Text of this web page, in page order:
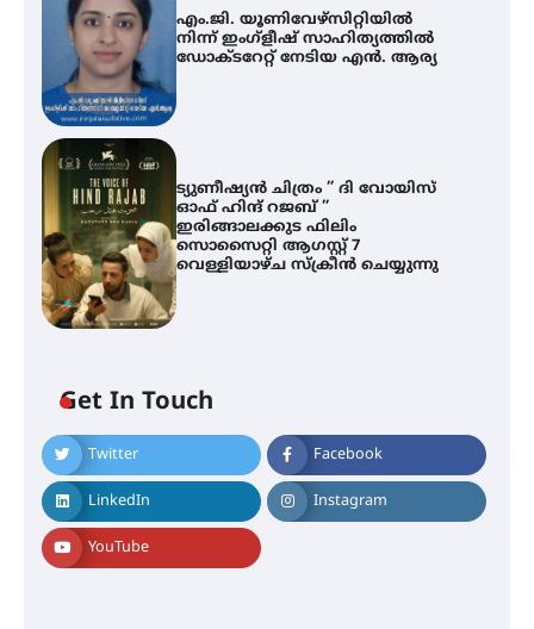
എം.ജി. യൂണിവേഴ്‌സിറ്റിയിൽ
നിന്ന് ഇംഗ്ളീഷ് സാഹിത്യത്തിൽ
ഡോക്ടറേറ്റ് നേടിയ എൻ. ആര്യ
ട്യുണീഷ്യൻ ചിത്രം ” ദി വോയിസ്
ഓഫ് ഹിന്ദ് റജബ് ”
ഇരിങ്ങാലക്കുട ഫിലിം
സൊസൈറ്റി ആഗസ്റ്റ് 7
വെള്ളിയാഴ്ച സ്‌ക്രീൻ ചെയ്യുന്നു
Get In Touch
Twitter Facebook
LinkedIn Instagram
YouTube
അവധി
എം.ജി. യൂണിവേഴ്‌സിറ്റിയിൽ നിന്ന്
ഇംഗ്ളീഷ് സാഹിത്യത്തിൽ
ഡോക്ടറേറ്റ് നേടിയ എൻ. ആര്യ